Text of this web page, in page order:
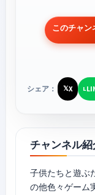
このチャン
シェア： 𝕏X L
チャンネル紹
子供たちと遊ぶ
の他色々ゲーム